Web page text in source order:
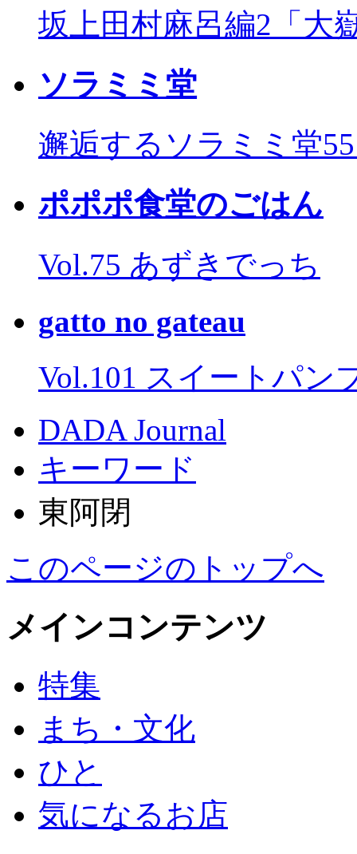
坂上田村麻呂編2「大
ソラミミ堂
邂逅するソラミミ堂
ポポポ食堂のごはん
Vol.75 あずきでっち
gatto no gateau
Vol.101 スイートパン
DADA Journal
キーワード
東阿閉
このページのトップへ
メインコンテンツ
特集
まち・文化
ひと
気になるお店